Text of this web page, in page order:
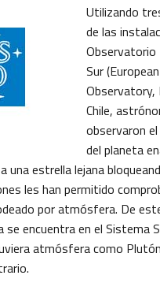
Utilizando
de las
Observatorio
Sur
Observatory,
Chile,
observaron
del planeta
una estrella lejana
les han permitido
por atmósfera. De
se encuentra en el Sistema
atmósfera como